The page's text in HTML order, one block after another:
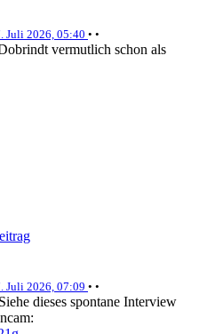
Juli 2026, 05:40 • •
vermutlich schon als
Juli 2026, 07:09 • •
dieses spontane Interview